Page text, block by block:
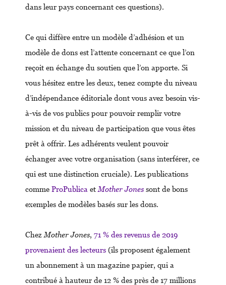
dans leur pays concernant ces questions).
Ce qui diffère entre un modèle d’adhésion et un
modèle de dons est l’attente concernant ce que l’on
reçoit en échange du soutien que l’on apporte. Si
vous hésitez entre les deux, tenez compte du niveau
d’indépendance éditoriale dont vous avez besoin vis-
à-vis de vos publics pour pouvoir remplir votre
mission et du niveau de participation que vous êtes
prêt à offrir. Les adhérents veulent pouvoir
échanger avec votre organisation (sans interférer, ce
qui est une distinction cruciale). Les publications
comme ProPublica et Mother Jones sont de bons
exemples de modèles basés sur les dons.
Chez Mother Jones, 71 % des revenus de 2019
provenaient des lecteurs (ils proposent également
un abonnement à un magazine papier, qui a
contribué à hauteur de 12 % des près de 17 millions